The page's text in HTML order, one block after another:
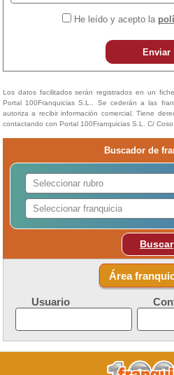
He leído y acepto la
Enviar
Los datos facilitados serán registrados en un
Portal 100Franquicias S.L.. Se cederán a las
autoriza a recibir información comercial. Tiene
contactando con Portal 100Franquicias S.L. C/
Buscador de
Buscar
Área
Usuario